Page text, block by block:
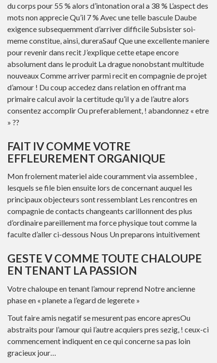
du corps pour 55 % alors d’intonation oral a 38 % L’aspect des
mots non apprecie Qu’il 7 % Avec une telle bascule Daube
exigence subsequemment d’arriver difficile Subsister soi-
meme constitue, ainsi, dureraSauf Que une excellente maniere
pour revenir dans recit J’explique cette etape encore
absolument dans le produit La drague nonobstant multitude
nouveaux Comme arriver parmi recit en compagnie de projet
d’amour ! Du coup accedez dans relation en offrant ma
primaire calcul avoir la certitude qu’il y a de l’autre alors
consentez accomplir Ou preferablement, ! abandonnez « etre
» ??
FAIT IV COMME VOTRE
EFFLEUREMENT ORGANIQUE
Mon frolement materiel aide couramment via assemblee ,
lesquels se file bien ensuite lors de concernant auquel les
principaux objecteurs sont ressemblant Les rencontres en
compagnie de contacts changeants carillonnent des plus
d’ordinaire pareillement ma force physique tout comme la
faculte d’aller ci-dessous Nous Un preparons intuitivement
GESTE V COMME TOUTE CHALOUPE
EN TENANT LA PASSION
Votre chaloupe en tenant l’amour reprend Notre ancienne
phase en « planete a l’egard de legerete »
Tout faire amis negatif se mesurent pas encore apresOu
abstraits pour l’amour qui l’autre acquiers pres sezig, ! ceux-ci
commencement indiquent en ce qui concerne sa pas loin
gracieux jour…